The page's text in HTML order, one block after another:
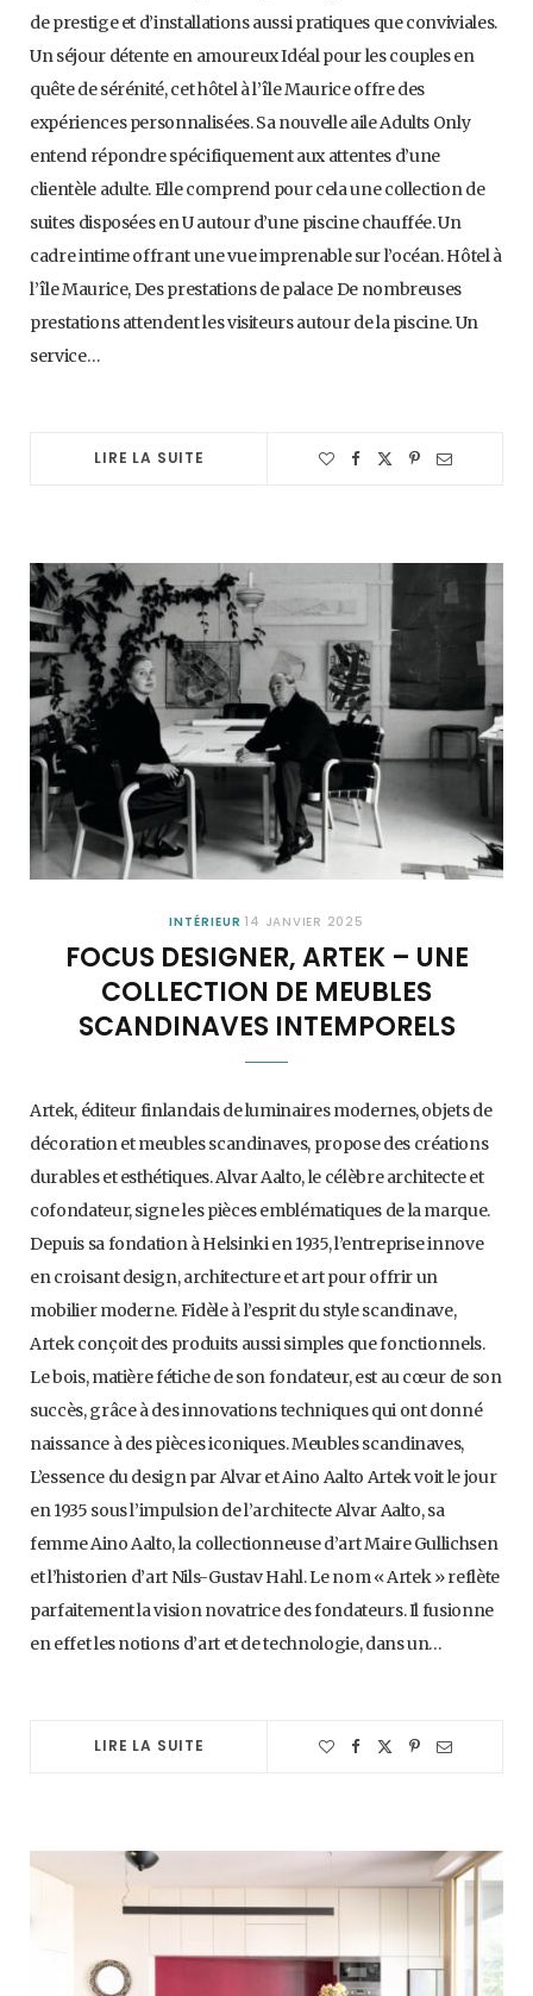
de prestige et d’installations aussi pratiques que conviviales.
Un séjour détente en amoureux Idéal pour les couples en
quête de sérénité, cet hôtel à l’île Maurice offre des
expériences personnalisées. Sa nouvelle aile Adults Only
entend répondre spécifiquement aux attentes d’une
clientèle adulte. Elle comprend pour cela une collection de
suites disposées en U autour d’une piscine chauffée. Un
cadre intime offrant une vue imprenable sur l’océan. Hôtel à
l’île Maurice, Des prestations de palace De nombreuses
prestations attendent les visiteurs autour de la piscine. Un
service…
LIRE LA SUITE
INTÉRIEUR 14 JANVIER 2025
FOCUS DESIGNER, ARTEK – UNE
COLLECTION DE MEUBLES
SCANDINAVES INTEMPORELS
Artek, éditeur finlandais de luminaires modernes, objets de
décoration et meubles scandinaves, propose des créations
durables et esthétiques. Alvar Aalto, le célèbre architecte et
cofondateur, signe les pièces emblématiques de la marque.
Depuis sa fondation à Helsinki en 1935, l’entreprise innove
en croisant design, architecture et art pour offrir un
mobilier moderne. Fidèle à l’esprit du style scandinave,
Artek conçoit des produits aussi simples que fonctionnels.
Le bois, matière fétiche de son fondateur, est au cœur de son
succès, grâce à des innovations techniques qui ont donné
naissance à des pièces iconiques. Meubles scandinaves,
L’essence du design par Alvar et Aino Aalto Artek voit le jour
en 1935 sous l’impulsion de l’architecte Alvar Aalto, sa
femme Aino Aalto, la collectionneuse d’art Maire Gullichsen
et l’historien d’art Nils-Gustav Hahl. Le nom « Artek » reflète
parfaitement la vision novatrice des fondateurs. Il fusionne
en effet les notions d’art et de technologie, dans un…
LIRE LA SUITE